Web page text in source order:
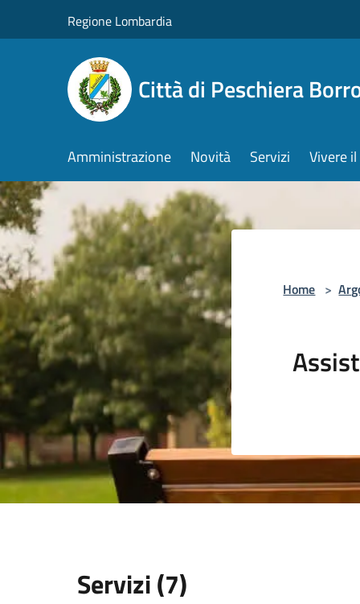
Regione Lombardia
Città di Peschiera
Amministrazione Novità Servizi Vivere
Home >
Servizi (7)